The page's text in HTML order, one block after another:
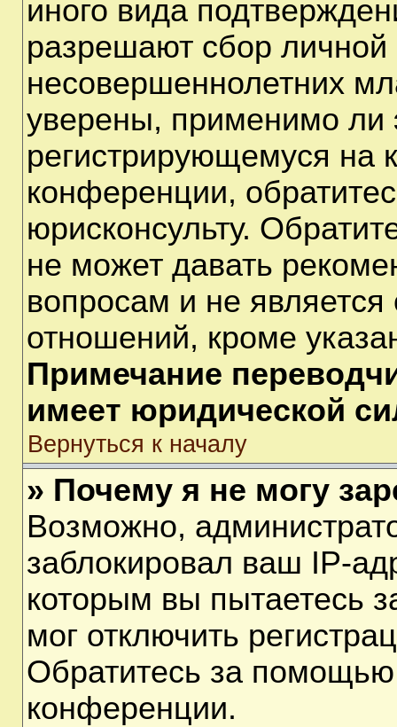
иного вида
разрешают сбор
несовершеннолетних
уверены, применимо ли
регистрирующемуся на
конференции,
юрисконсульту.
не может давать
вопросам и не
отношений, кроме
Примечание
имеет юридической
Вернуться к началу
» Почему я не могу
Возможно,
заблокировал ваш IP-
которым вы пытаетесь
мог отключить
Обратитесь за помощью
конференции.